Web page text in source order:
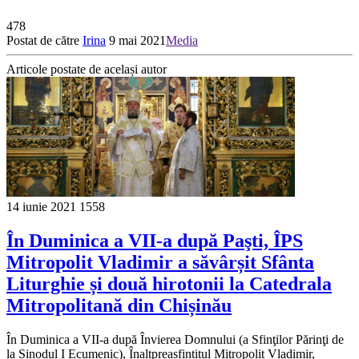
478
Postat de către Irina 9 mai 2021Media
Articole postate de același autor
14 iunie 2021 1558
În Duminica a VII-a după Paşti, ÎPS
Mitropolit Vladimir a săvârșit Sfânta
Liturghie și două hirotonii la Catedrala
Mitropolitană din Chișinău
În Duminica a VII-a după Învierea Domnului (a Sfinţilor Părinţi de
la Sinodul I Ecumenic), Înaltpreasfințitul Mitropolit Vladimir,